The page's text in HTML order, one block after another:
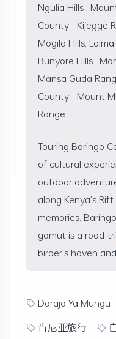
Ngulia Hills ,
County - Kijegge
Mogila Hills,
Bunyore Hills ,
Mansa Guda
County - Mount
Range
Touring Baringo
of cultural
outdoor
along Kenya's
memories.
gamut is a road-
birder's haven
Daraja Ya Mungu
肯尼亚旅行